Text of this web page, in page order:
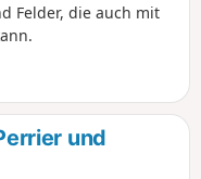
Felder, die auch mit
und